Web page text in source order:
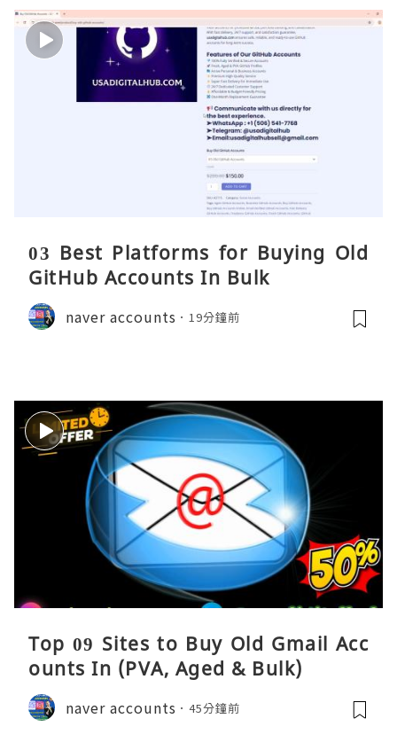
03 Best Platforms for Buying Old
GitHub Accounts In Bulk
naver accounts 19分鐘前
Top 09 Sites to Buy Old Gmail Acc
ounts In (PVA, Aged & Bulk)
naver accounts 45分鐘前